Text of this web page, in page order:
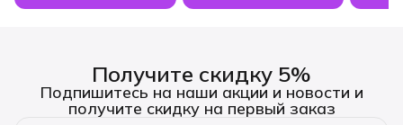
Получите скидку 5%
Подпишитесь на наши акции и новости и
получите скидку на первый заказ